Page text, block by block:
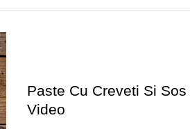
Paste Cu Creveti Si
Video